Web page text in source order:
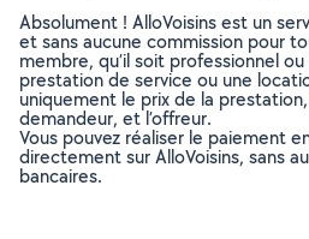
Absolument ! AlloVoisins est un
et sans aucune commission pour
membre, qu’il soit professionnel
prestation de service ou une
uniquement le prix de la
demandeur, et l’offreur.
Vous pouvez réaliser le paiement
directement sur AlloVoisins, sans
bancaires.